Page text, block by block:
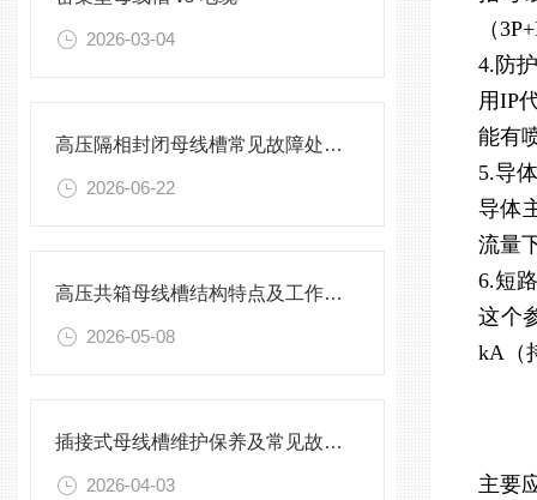
2026-03-04
高压隔相封闭母线槽常见故障处理方案
2026-06-22
高压共箱母线槽结构特点及工作原理
2026-05-08
插接式母线槽维护保养及常见故障处理指南
2026-04-03
（
4.防
用IP
能有
5.导
导体
流量
6.短
这个
kA（
主要